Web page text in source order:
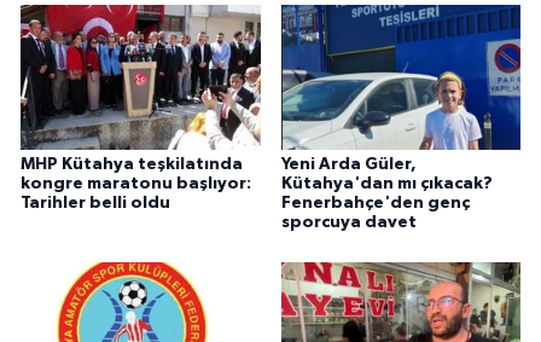
MHP Kütahya teşkilatında
kongre maratonu başlıyor:
Tarihler belli oldu
Yeni Arda Güler,
Kütahya'dan mı çıkacak?
Fenerbahçe'den genç
sporcuya davet